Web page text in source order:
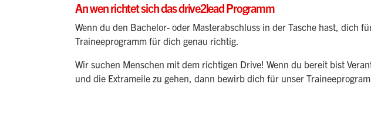
An wen richtet sich das drive2lead Programm
Wenn du den Bachelor- oder Masterabschluss in der Tasche hast, dich
Traineeprogramm für dich genau richtig.
Wir suchen Menschen mit dem richtigen Drive! Wenn du bereit bist
und die Extrameile zu gehen, dann bewirb dich für unser